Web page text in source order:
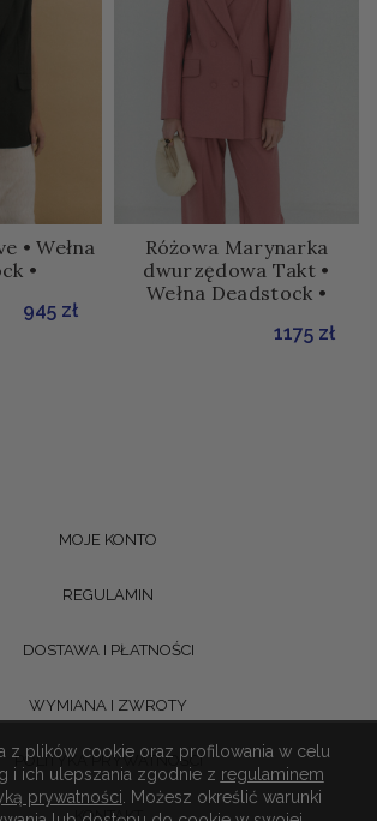
• Wełna
•
945 zł
Różowa Marynarka
dwurzędowa Takt •
Wełna Deadstock •
1175 zł
MOJE KONTO
REGULAMIN
DOSTAWA I PŁATNOŚCI
WYMIANA I ZWROTY
POLITYKA PRYWATNOŚCI
KONTAKT
z plików cookie oraz profilowania w celu
i ich ulepszania zgodnie z regulaminem
prywatności . Możesz określić warunki